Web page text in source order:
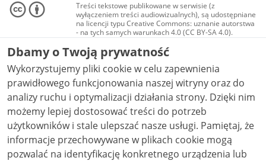
Treści tekstowe publikowane w serwisie (z
wyłączeniem treści audiowizualnych), są udostępniane
na licencji typu Creative Commons: uznanie autorstwa
- na tych samych warunkach 4.0 (CC BY-SA 4.0).
Materiały audiowizualne, w tym zdjęcia, materiały
audio i wideo, są udostępniane na licencji typu
Creative Commons: uznanie autorstwa użycie
niekomercyjne - bez utworów zależnych 4.0 (CC BY-
NC-ND 4.0), o ile nie jest to stwierdzone inaczej.
Dbamy o Twoją prywatność
Wykorzystujemy pliki cookie w celu zapewnienia
prawidłowego funkcjonowania naszej witryny oraz do
analizy ruchu i optymalizacji działania strony. Dzięki nim
możemy lepiej dostosować treści do potrzeb
użytkowników i stale ulepszać nasze usługi. Pamiętaj, że
informacje przechowywane w plikach cookie mogą
pozwalać na identyfikację konkretnego urządzenia lub